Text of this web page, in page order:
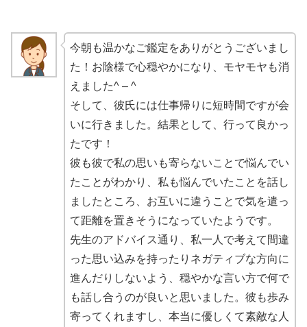
今朝も温かなご鑑定をありがとうございまし
た！お陰様で心穏やかになり、モヤモヤも消
えました^ – ^
そして、彼氏には仕事帰りに短時間ですが会
いに行きました。 結果として、行って良かっ
たです！
彼も彼で私の思いも寄らないことで悩んでい
たことがわかり、私も悩んでいたことを話し
ましたところ、お互いに違うことで気を遣っ
て距離を置きそうになっていたようです。
先生のアドバイス通り
、私一人で考えて間違
った思い込みを持ったりネガティブな方向に
進んだりしないよう、穏やかな言い方で何で
も話し合うのが良いと思いました。彼も歩み
寄ってくれますし、本当に優しくて素敵な人